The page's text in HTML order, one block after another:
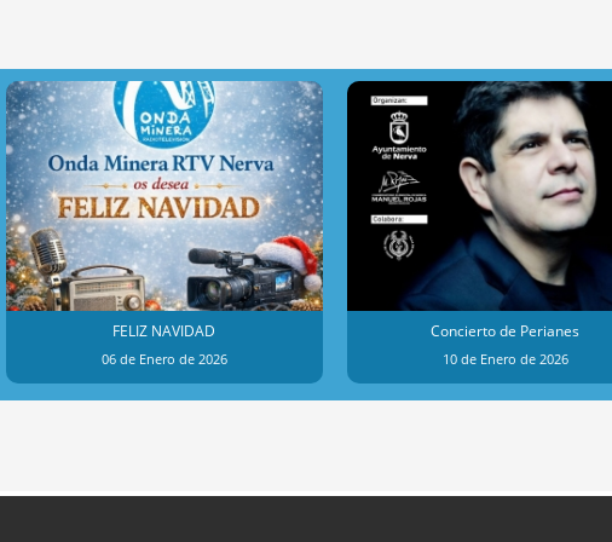
FELIZ NAVIDAD
06 de Enero de 2026
Concierto de Perianes
10 de Enero de 2026